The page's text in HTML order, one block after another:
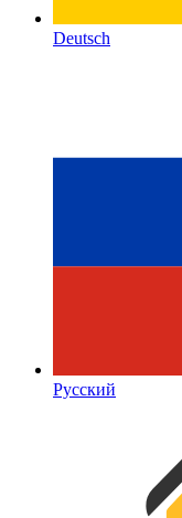
Deutsch
Русский